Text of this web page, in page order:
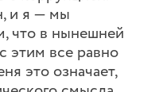
и я — мы
что в нынешней
этим все равно
это означает,